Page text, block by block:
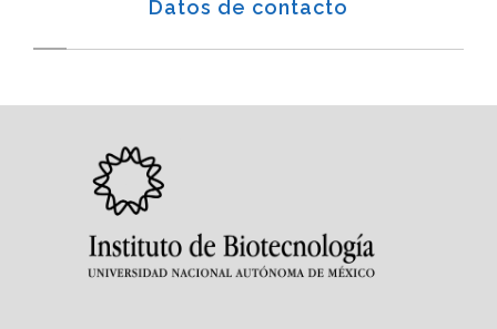
Datos de contacto